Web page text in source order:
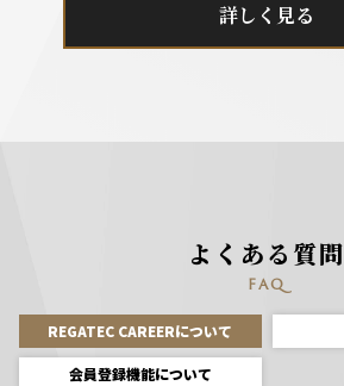
詳しく見る
よくある質問
FAQ
REGATEC CAREERについて
会員登録機能について